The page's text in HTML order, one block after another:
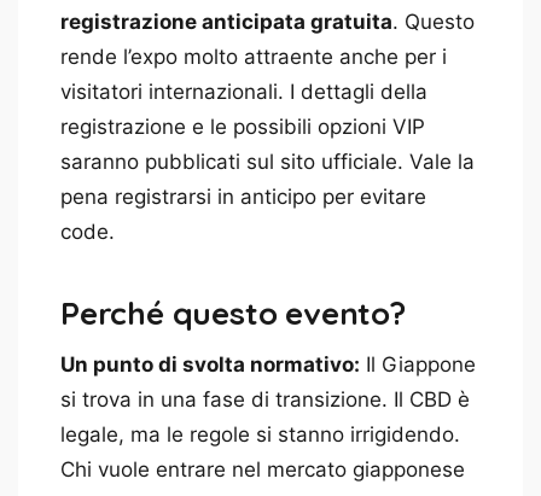
registrazione anticipata gratuita. Questo
rende l’expo molto attraente anche per i
visitatori internazionali. I dettagli della
registrazione e le possibili opzioni VIP
saranno pubblicati sul sito ufficiale. Vale la
pena registrarsi in anticipo per evitare
code.
Perché questo evento?
Un punto di svolta normativo: Il Giappone
si trova in una fase di transizione. Il CBD è
legale, ma le regole si stanno irrigidendo.
Chi vuole entrare nel mercato giapponese